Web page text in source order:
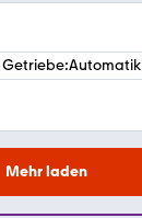
Getriebe:Automatik
Mehr laden